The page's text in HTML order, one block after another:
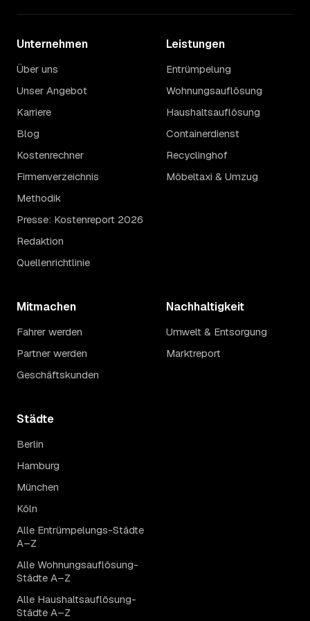
Unternehmen
Über uns
Unser Angebot
Karriere
Blog
Kostenrechner
Firmenverzeichnis
Methodik
Presse: Kostenreport 2026
Redaktion
Quellenrichtlinie
Leistungen
Entrümpelung
Wohnungsauflösung
Haushaltsauflösung
Containerdienst
Recyclinghof
Möbeltaxi & Umzug
Mitmachen
Fahrer werden
Partner werden
Geschäftskunden
Nachhaltigkeit
Umwelt & Entsorgung
Marktreport
Städte
Berlin
Hamburg
München
Köln
Alle Entrümpelungs-Städte
A–Z
Alle Wohnungsauflösung-
Städte A–Z
Alle Haushaltsauflösung-
Städte A–Z